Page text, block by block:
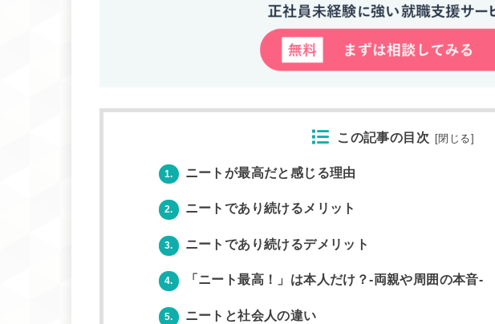
この記事の目次 閉じる
1. ニートが最高だと感じる理由
2. ニートであり続けるメリット
3. ニートであり続けるデメリット
4. 「ニート最高！」は本人だけ？-両親や周囲の本音-
5. ニートと社会人の違い